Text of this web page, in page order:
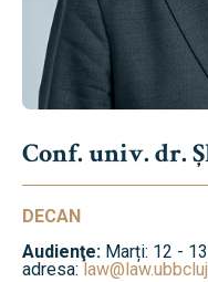
Conf. univ. dr.
DECAN
Audienţe: Marți: 12 -
adresa: